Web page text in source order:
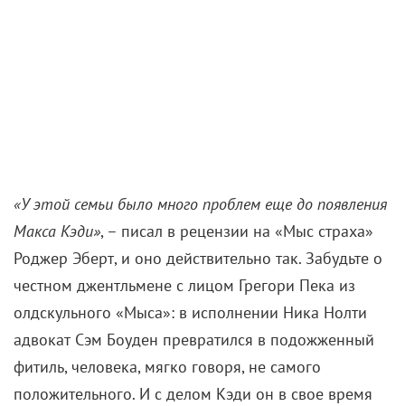
нервным и неудовлетворенным графическим
дизайнером. Мартин требовал, чтобы семья была
несчастной, поэтому и финал ощущается как
антикатарсис. В конце «Мыса страха» 1961-го
герой Пека решает пощадить раненого Кэди:
дескать, пожизненное заключение окажется для
него более суровой карой, чем смерть. А в «Мысе»
1991-го Нолти недоуменно таращится на свои